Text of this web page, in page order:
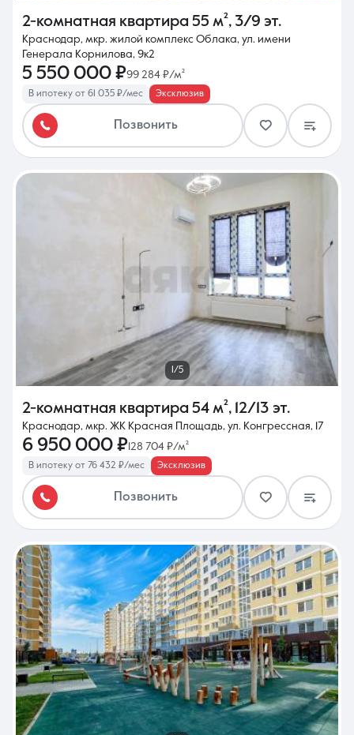
2-комнатная квартира 55 м², 3/9 эт.
Краснодар, мкр. жилой комплекс Облака, ул. имени
Генерала Корнилова, 9к2
5 550 000 ₽99 284 ₽/м²
В ипотеку от 61 035 ₽/мес Эксклюзив
Позвонить
1/5
2-комнатная квартира 54 м², 12/13 эт.
Краснодар, мкр. ЖК Красная Площадь, ул. Конгрессная, 17
6 950 000 ₽128 704 ₽/м²
В ипотеку от 76 432 ₽/мес Эксклюзив
Позвонить